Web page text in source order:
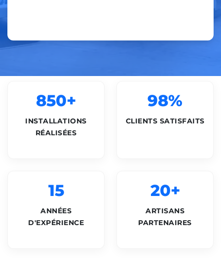
850+
INSTALLATIONS
RÉALISÉES
98%
CLIENTS SATISFAITS
15
ANNÉES
D'EXPÉRIENCE
20+
ARTISANS
PARTENAIRES